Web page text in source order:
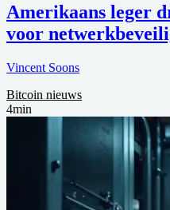
Amerikaans leger
voor
Vincent Soons
Bitcoin nieuws
4min